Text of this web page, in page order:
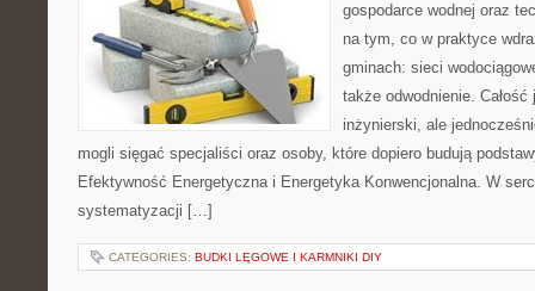
gospodarce wodnej oraz
na tym, co w praktyce
gminach: sieci
także odwodnienie.
inżynierski, ale
mogli sięgać specjaliści oraz osoby, które dopiero budują
Efektywność Energetyczna i Energetyka Konwencjonalna. W
systematyzacji […]
CATEGORIES: BUDKI LĘGOWE I KARMNIKI DIY